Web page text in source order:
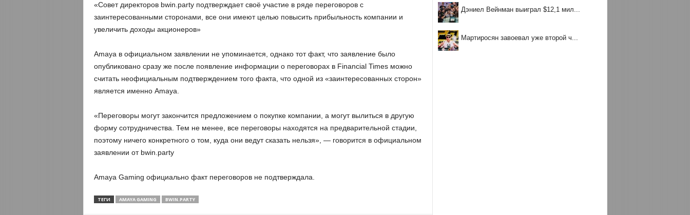
«Совет директоров bwin.party подтверждает своё участие в ряде переговоров с
заинтересованными сторонами, все они имеют целью повысить прибыльность компании и
увеличить доходы акционеров»
Amaya в официальном заявлении не упоминается, однако тот факт, что заявление было
опубликовано сразу же после появление информации о переговорах в Financial Times можно
считать неофициальным подтверждением того факта, что одной из «заинтересованных сторон»
является именно Amaya.
«Переговоры могут закончится предложением о покупке компании, а могут вылиться в другую
форму сотрудничества. Тем не менее, все переговоры находятся на предварительной стадии,
поэтому ничего конкретного о том, куда они ведут сказать нельзя», — говорится в официальном
заявлении от bwin.party
Amaya Gaming официально факт переговоров не подтверждала.
ТЕГИ AMAYA GAMING BWIN.PARTY
Дэниел Вейнман выиграл $12,1 мил...
Мартиросян завоевал уже второй ч...